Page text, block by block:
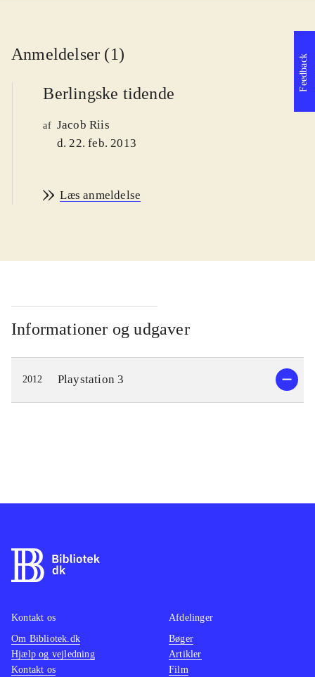
Anmeldelser (1)
Berlingske tidende
af Jacob Riis
d. 22. feb. 2013
Læs anmeldelse
Informationer og udgaver
2012 Playstation 3
Feedback
Kontakt os
Om Bibliotek.dk
Hjælp og vejledning
Kontakt os
Afdelinger
Bøger
Artikler
Film